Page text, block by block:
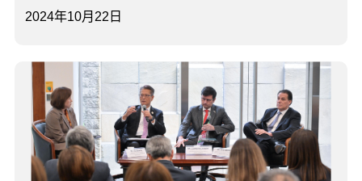
2024年10月22日